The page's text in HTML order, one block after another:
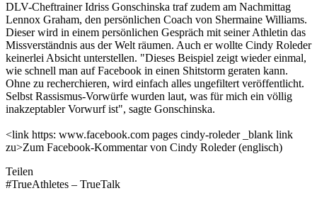
DLV-Cheftrainer Idriss Gonschinska traf zudem am Nachmittag
Lennox Graham, den persönlichen Coach von Shermaine Williams.
Dieser wird in einem persönlichen Gespräch mit seiner Athletin das
Missverständnis aus der Welt räumen. Auch er wollte Cindy Roleder
keinerlei Absicht unterstellen. "Dieses Beispiel zeigt wieder einmal,
wie schnell man auf Facebook in einen Shitstorm geraten kann.
Ohne zu recherchieren, wird einfach alles ungefiltert veröffentlicht.
Selbst Rassismus-Vorwürfe wurden laut, was für mich ein völlig
inakzeptabler Vorwurf ist", sagte Gonschinska.
<link https: www.facebook.com pages cindy-roleder _blank link
zu>Zum Facebook-Kommentar von Cindy Roleder (englisch)
Teilen
#TrueAthletes – TrueTalk